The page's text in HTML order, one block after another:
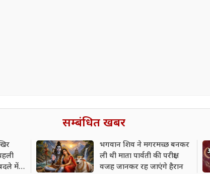
सम्बंधित खबर
में
भगवान शिव ने मगरमच्छ बनकर
ली थी माता पार्वती की परीक्षा,
वजह जानकर रह जाएंगे हैरान